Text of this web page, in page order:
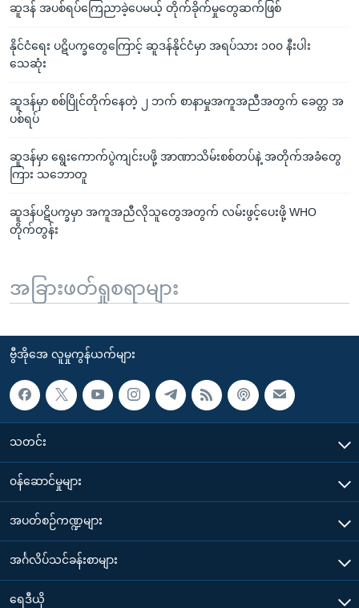
ဆူဒန် အပစ်ရပ်ကြေညာခဲ့ပေမယ့် တိုက်ခိုက်မှုတွေဆက်ဖြစ်
နိုင်ငံရေး ပဋိပက္ခတွေကြောင့် ဆူဒန်နိုင်ငံမှာ အရပ်သား ၁၀၀ နီးပါး
သေဆုံး
ဆူဒန်မှာ စစ်ပြိုင်တိုက်နေတဲ့ ၂ ဘက် စာနာမှုအကူအညီအတွက် ခေတ္တ အ
ပစ်ရပ်
ဆူဒန်မှာ ရွေးကောက်ပွဲကျင်းပဖို့ အာဏာသိမ်းစစ်တပ်နဲ့ အတိုက်အခံတွေ
ကြား သဘောတူ
ဆူဒန်ပဋိပက္ခမှာ အကူအညီလိုသူတွေအတွက် လမ်းဖွင့်ပေးဖို့ WHO
တိုက်တွန်း
အခြားဖတ်ရှုစရာများ
ဗွီအိုအေ လူမှုကွန်ယက်များ
သတင်း
၀န်ဆောင်မှုများ
အပတ်စဉ်ကဏ္ဍများ
အင်္ဂလိပ်သင်ခန်းစာများ
ရေဒီယို